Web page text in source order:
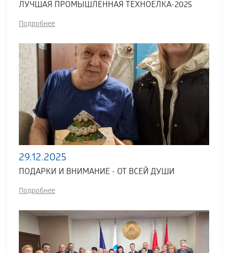
ЛУЧШАЯ ПРОМЫШЛЕННАЯ ТЕХНОЕЛКА-2025
Подробнее
29.12.2025
ПОДАРКИ И ВНИМАНИЕ - ОТ ВСЕЙ ДУШИ
Подробнее